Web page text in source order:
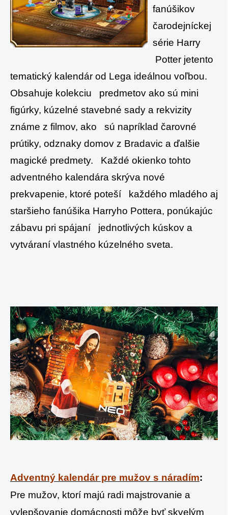
fanúšikov
čarodejníckej
série Harry
Potter jetento
tematický kalendár od Lega ideálnou voľbou.
Obsahuje kolekciu predmetov ako sú mini
figúrky, kúzelné stavebné sady a rekvizity
známe z filmov, ako sú napríklad čarovné
prútiky, odznaky domov z Bradavic a ďalšie
magické predmety. Každé okienko tohto
adventného kalendára skrýva nové
prekvapenie, ktoré poteší každého mladého aj
staršieho fanúšika Harryho Pottera, ponúkajúc
zábavu pri spájaní jednotlivých kúskov a
vytváraní vlastného kúzelného sveta.
Adventný kalendár pre mužov s náradím:
Pre mužov, ktorí majú radi majstrovanie a
vylepšovanie domácnosti môže byť skvelým